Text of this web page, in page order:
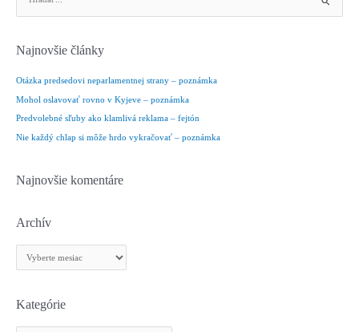
a
:
Najnovšie články
Otázka predsedovi neparlamentnej strany – poznámka
Mohol oslavovať rovno v Kyjeve – poznámka
Predvolebné sľuby ako klamlivá reklama – fejtón
Nie každý chlap si môže hrdo vykračovať – poznámka
Najnovšie komentáre
Archív
r
h
Kategórie